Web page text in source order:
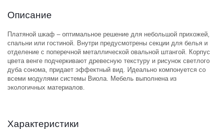
Описание
Платяной шкаф – оптимальное решение для небольшой прихожей,
спальни или гостиной. Внутри предусмотрены секции для белья и
отделение с поперечной металлической овальной штангой. Корпус
цвета венге подчеркивают древесную текстуру и рисунок светлого
дуба сонома, придает эффектный вид. Идеально компонуется со
всеми модулями системы Виола. Мебель выполнена из
экологичных материалов.
Характеристики